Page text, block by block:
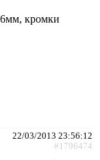
кромки
22/03/2013 23:56:12
#1796474